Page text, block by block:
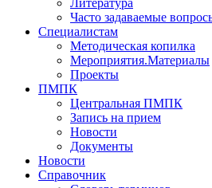
Литература
Часто задаваемые
Специалистам
Методическая копилка
Мероприятия.Материалы
Проекты
ПМПК
Центральная ПМПК
Запись на прием
Новости
Документы
Новости
Справочник